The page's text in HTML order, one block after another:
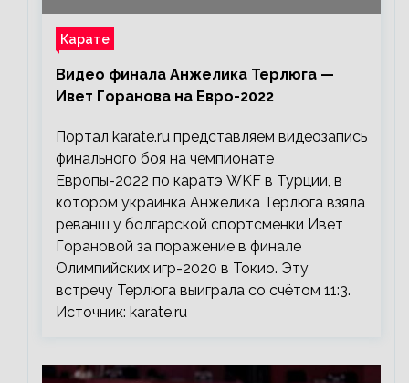
Карате
Видео финала Анжелика Терлюга —
Ивет Горанова на Евро-2022
Портал karate.ru представляем видеозапись
финального боя на чемпионате
Европы-2022 по каратэ WKF в Турции, в
котором украинка Анжелика Терлюга взяла
реванш у болгарской спортсменки Ивет
Горановой за поражение в финале
Олимпийских игр-2020 в Токио. Эту
встречу Терлюга выиграла со счётом 11:3.
Источник: karate.ru